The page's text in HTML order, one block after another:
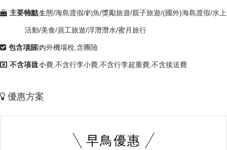
主要特點：
自然生態/海島渡假/釣魚/獎勵旅遊/親子旅遊/(國外)海島渡假/水上
活動/美食/員工旅遊/浮潛潛水/蜜月旅行
包含項目：
含國內外機場稅,含團險
不含項目：
不含小費,不含行李小費,不含行李超重費,不含接送費
優惠方案
早鳥優惠